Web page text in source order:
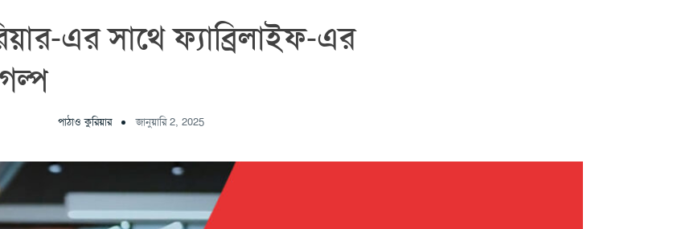
এর সাথে ফ্যাব্রিলাইফ-এর
পাঠাও কুরিয়ার জানুয়ারি 2, 2025